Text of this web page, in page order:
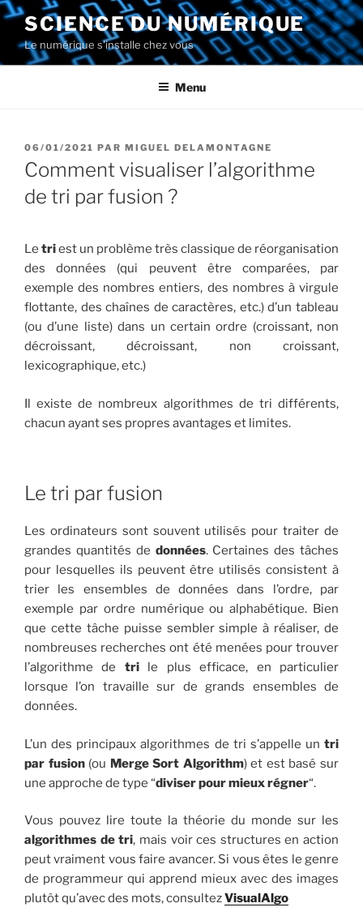
Aller
contenu
principal
SCIENCE DU NUMÉRIQUE
Le numérique s'installe chez vous
Menu
PUBLIÉ
LE
06/01/2021 PAR MIGUEL DELAMONTAGNE
Comment visualiser l’algorithme
de tri par fusion ?
Le triest un problème très classique de réorganisation
des données (qui peuvent être comparées, par
exemple des nombres entiers, des nombres à virgule
flottante, des chaînes de caractères, etc.) d’un tableau
(ou d’une liste) dans un certain ordre (croissant, non
décroissant, décroissant, non croissant,
lexicographique, etc.)
Il existe de nombreux algorithmes de tri différents,
chacun ayant ses propres avantages et limites.
Le tri par fusion
Les ordinateurs sont souvent utilisés pour traiter de
grandes quantités de données. Certaines des tâches
pour lesquelles ils peuvent être utilisés consistent à
trier les ensembles de données dans l’ordre, par
exemple par ordre numérique ou alphabétique. Bien
que cette tâche puisse sembler simple à réaliser, de
nombreuses recherches ont été menées pour trouver
l’algorithme de trile plus efficace, en particulier
lorsque l’on travaille sur de grands ensembles de
données.
L’un des principaux algorithmes de tri s’appelle un tri
par fusion(ou Merge Sort Algorithm) et est basé sur
une approche de type “diviser pour mieux régner“.
Vous pouvez lire toute la théorie du monde sur les
algorithmes de tri, mais voir ces structures en action
peut vraiment vous faire avancer. Si vous êtes le genre
de programmeur qui apprend mieux avec des images
plutôt qu’avec des mots, consultezVisualAlgo